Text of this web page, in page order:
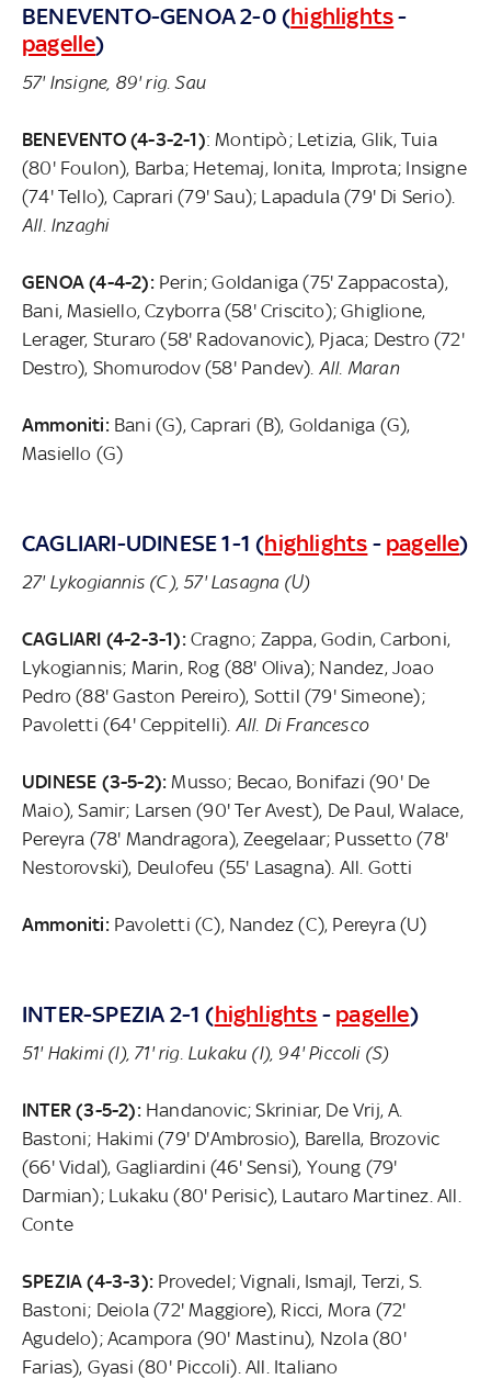
BENEVENTO-GENOA 2-0 (highlights-
pagelle)
57' Insigne, 89' rig. Sau
BENEVENTO (4-3-2-1): Montipò; Letizia, Glik, Tuia
(80' Foulon), Barba; Hetemaj, Ionita, Improta; Insigne
(74' Tello), Caprari (79' Sau); Lapadula (79' Di Serio).
All. Inzaghi
GENOA (4-4-2):Perin; Goldaniga (75' Zappacosta),
Bani, Masiello, Czyborra (58' Criscito); Ghiglione,
Lerager, Sturaro (58' Radovanovic), Pjaca; Destro (72'
Destro), Shomurodov (58' Pandev). All. Maran
Ammoniti: Bani (G), Caprari (B), Goldaniga (G),
Masiello (G)
CAGLIARI-UDINESE 1-1 (highlights - pagelle)
27' Lykogiannis (C), 57' Lasagna (U)
CAGLIARI (4-2-3-1): Cragno; Zappa, Godin, Carboni,
Lykogiannis; Marin, Rog (88' Oliva); Nandez, Joao
Pedro (88' Gaston Pereiro), Sottil (79' Simeone);
Pavoletti (64' Ceppitelli). All. Di Francesco
UDINESE (3-5-2): Musso; Becao, Bonifazi (90' De
Maio), Samir; Larsen (90' Ter Avest), De Paul, Walace,
Pereyra (78' Mandragora), Zeegelaar; Pussetto (78'
Nestorovski), Deulofeu (55' Lasagna). All. Gotti
Ammoniti: Pavoletti (C), Nandez (C), Pereyra (U)
INTER-SPEZIA 2-1 (highlights - pagelle)
51' Hakimi (I), 71' rig. Lukaku (I), 94' Piccoli (S)
INTER (3-5-2): Handanovic; Skriniar, De Vrij, A.
Bastoni; Hakimi (79' D'Ambrosio), Barella, Brozovic
(66' Vidal), Gagliardini (46' Sensi), Young (79'
Darmian); Lukaku (80' Perisic), Lautaro Martinez. All.
Conte
SPEZIA (4-3-3): Provedel; Vignali, Ismajl, Terzi, S.
Bastoni; Deiola (72' Maggiore), Ricci, Mora (72'
Agudelo); Acampora (90' Mastinu), Nzola (80'
Farias), Gyasi (80' Piccoli). All. Italiano